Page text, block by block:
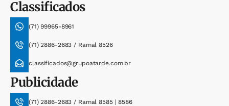
Classificados
(71) 99965-8961
(71) 2886-2683 / Ramal 8526
classificados@grupoatarde.com.br
Publicidade
(71) 2886-2683 / Ramal 8585 | 8586